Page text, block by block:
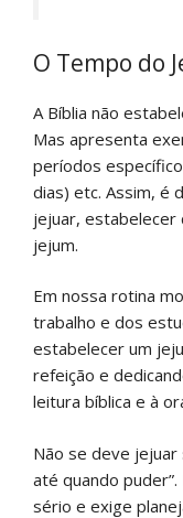
O Tempo do
A Bíblia não
Mas apresenta
períodos
dias) etc. Assim, é
jejuar, estabelecer
jejum.
Em nossa rotina
trabalho e dos
estabelecer um
refeição e
leitura bíblica e à
Não se deve
até quando
sério e exige